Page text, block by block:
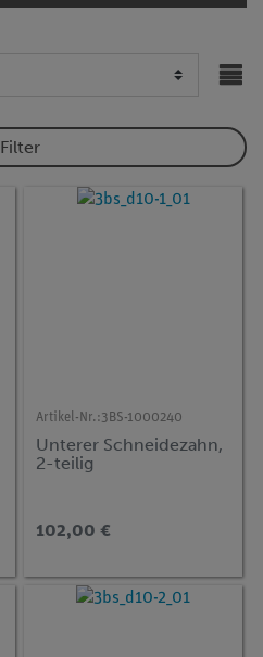
Filter
Artikel-Nr.:3BS-1000240
Unterer Schneidezahn,
2-teilig
102,00 €